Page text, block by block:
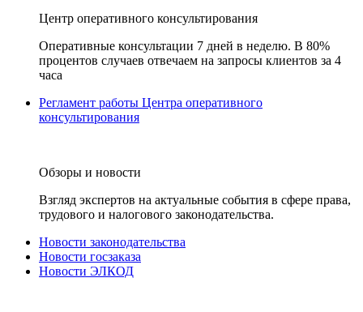
Центр оперативного консультирования
Оперативные консультации 7 дней в неделю. В 80%
процентов случаев отвечаем на запросы клиентов за 4
часа
Регламент работы Центра оперативного
консультирования
Обзоры и новости
Взгляд экспертов на актуальные события в сфере права,
трудового и налогового законодательства.
Новости законодательства
Новости госзаказа
Новости ЭЛКОД